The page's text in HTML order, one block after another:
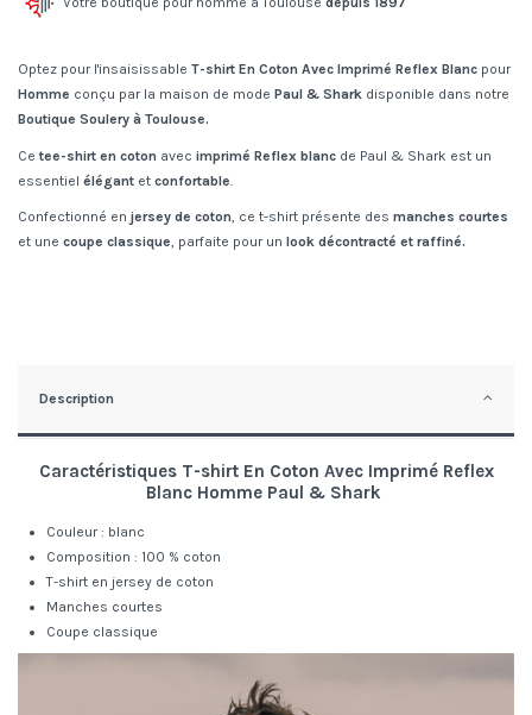
Optez pour l'insaisissable T-shirt En Coton Avec Imprimé Reflex Blanc pour
Homme conçu par la maison de mode Paul & Shark disponible dans notre
Boutique Soulery à Toulouse.
Ce tee-shirt en coton avec imprimé Reflex blanc de Paul & Shark est un
essentiel élégant et confortable.
Confectionné en jersey de coton, ce t-shirt présente des manches courtes
et une coupe classique, parfaite pour un look décontracté et raffiné.
Description
Caractéristiques T-shirt En Coton Avec Imprimé Reflex
Blanc Homme Paul & Shark
Couleur : blanc
Composition : 100 % coton
T-shirt en jersey de coton
Manches courtes
Coupe classique